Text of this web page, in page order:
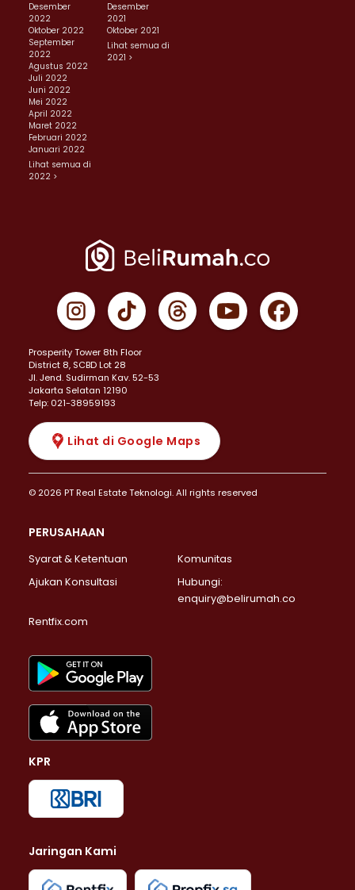
Desember
2022
Oktober 2022
September
2022
Agustus 2022
Juli 2022
Juni 2022
Mei 2022
April 2022
Maret 2022
Februari 2022
Januari 2022
Lihat semua di
2022 >
Desember
2021
Oktober 2021
Lihat semua di
2021 >
Prosperity Tower 8th Floor
District 8, SCBD Lot 28
JI. Jend. Sudirman Kav. 52-53
Jakarta Selatan 12190
Telp: 021-38959193
Lihat di Google Maps
© 2026 PT Real Estate Teknologi. All rights reserved
PERUSAHAAN
Syarat & Ketentuan
Komunitas
Ajukan Konsultasi
Hubungi:
enquiry@belirumah.co
Rentfix.com
KPR
Jaringan Kami